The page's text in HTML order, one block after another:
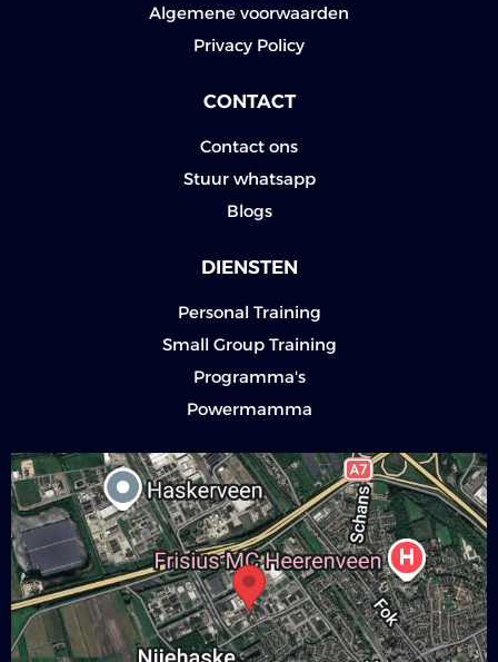
Algemene voorwaarden
Privacy Policy
CONTACT
Contact ons
Stuur whatsapp
Blogs
DIENSTEN
Personal Training
Small Group Training
Programma's
Powermamma